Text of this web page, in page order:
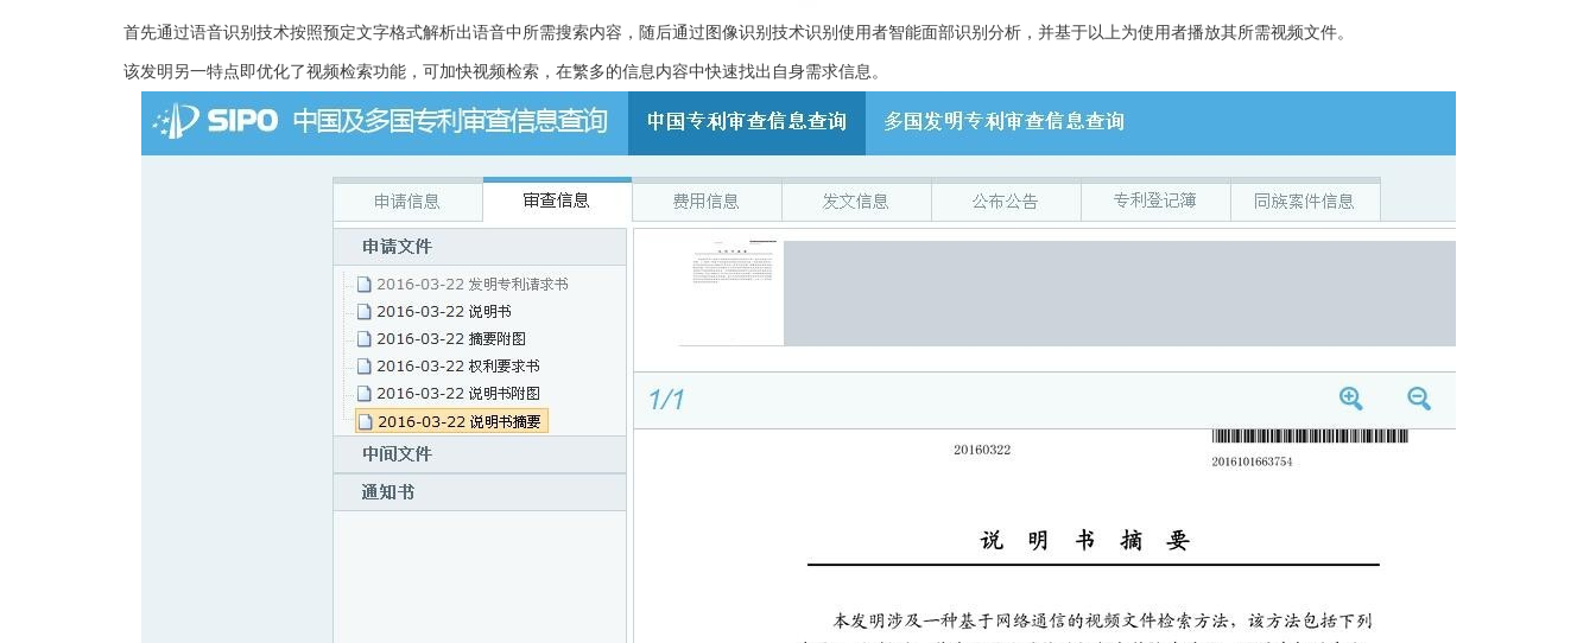
首先通过语音识别技术按照预定文字格式解析出语音中所需搜索内容，随后通过图像识别技术识别使用者智能面部识别分析，并基于以上为使用者播放其所需视频文件。
该发明另一特点即优化了视频检索功能，可加快视频检索，在繁多的信息内容中快速找出自身需求信息。